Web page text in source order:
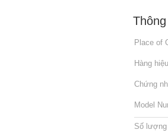
Place of
Hàng
Chứng
Model
Số lượng